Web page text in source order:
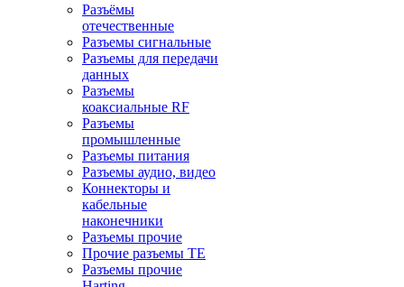
Разъёмы
отечественные
Разъeмы сигнальные
Разъeмы для передачи
данных
Разъeмы
коаксиальные RF
Разъeмы
промышленные
Разъeмы питания
Разъeмы аудио, видео
Коннекторы и
кабельные
наконечники
Разъeмы прочие
Прочие разъемы TE
Разъемы прочие